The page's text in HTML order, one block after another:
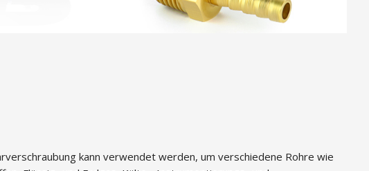
kann verwendet werden, um verschiedene Rohre wie